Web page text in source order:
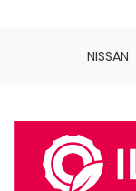
NISSAN